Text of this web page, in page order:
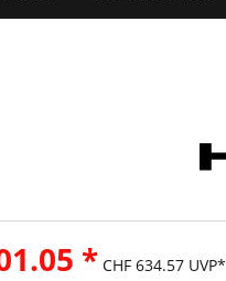
* CHF 634.57 UVP*